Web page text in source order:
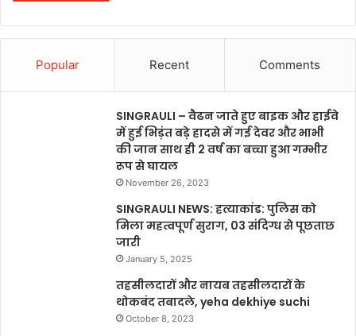
Popular Recent Comments
SINGRAULI – वैढन जाते हुए बाइक और हाईवे
में हुई भिड़ंत बड़े हादसे में गई देवर और भाभी
की जान साथ ही 2 वर्ष का बच्चा हुआ गम्भीर
रूप से घायल
November 26, 2023
SINGRAULI NEWS: हत्याकांड: पुलिस को
मिला महत्वपूर्ण सुराग, 03 संदिग्ध से पूछताछ
जारी
January 5, 2025
तहसीलदारों और नायब तहसीलदारों के
थोकबंद तबादले, yeha dekhiye suchi
October 8, 2023